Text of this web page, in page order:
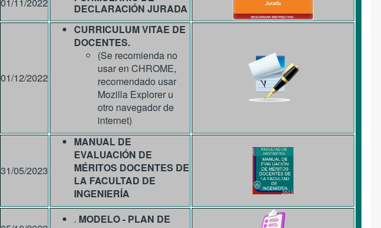
DECLARACIÓN JURADA
01/12/2022
CURRICULUM VITAE DE
DOCENTES.
(Se recomienda no
usar en CHROME,
recomendado usar
Mozilla Explorer u
otro navegador de
internet)
31/05/2023
MANUAL DE
EVALUACIÓN DE
MÉRITOS DOCENTES DE
LA FACULTAD DE
INGENIERÍA
. MODELO - PLAN DE